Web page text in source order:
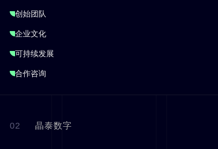
创始团队
企业文化
可持续发展
合作咨询
02 晶泰数字